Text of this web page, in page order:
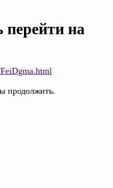
на
продолжить.